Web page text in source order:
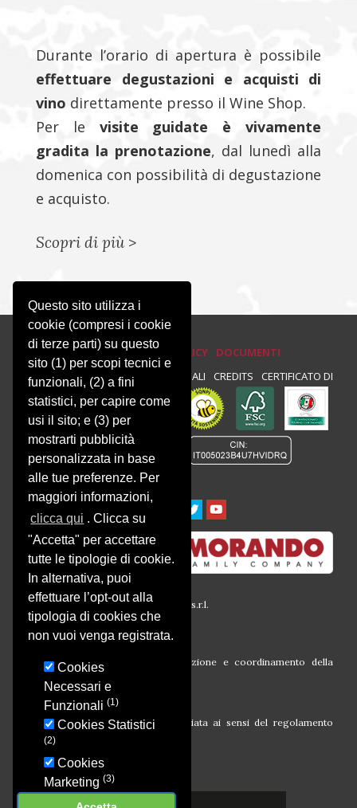
Questo sito utilizza i
cookie (compresi i cookie
di terze parti) su questo
sito (1) per scopi tecnici e
funzionali, (2) a fini
statistici, per capire come
usi il sito; e (3) per
mostrarti pubblicità
personalizzata in base
alle tue preferenze. Per
maggiori informazioni,
clicca qui . Clicca su
"Accetta" per accettare
tutte le tipologie di cookie.
In alternativa, puoi
effettuare l’opt-out alla
tipologia di cookies che
non vuoi venga registrata.
Cookies
Necessari e
Funzionali (1)
Cookies Statistici
(2)
Cookies
Marketing (3)
Durante l’orario di apertura è possibile
effettuare degustazioni e acquisti di
vino direttamente presso il Wine Shop.
Per le visite guidate è vivamente
gradita la prenotazione, dal lunedì alla
domenica con possibilità di degustazione
e acquisto.
Scopri di più >
PRIVACY E COOKIE POLICY
DOCUMENTI
PRIVACY NEWSLETTER NOTE LEGALI CREDITS CERTIFICATO DI
CONFORMITÀ :
© 2016 Società Agricola Montalbera s.r.l.
P.iva 00633260054
Via Montalbera, 1
Società soggetta all’attività di direzione e coordinamento della
Morando Holding S.r.l.
Campagna finanziata ai sensi del regolamento